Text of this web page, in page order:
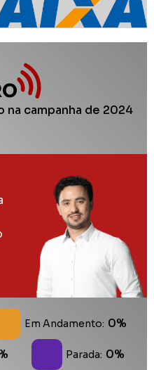
campanha de 2024
Em Andamento: 0%
Parada: 0%